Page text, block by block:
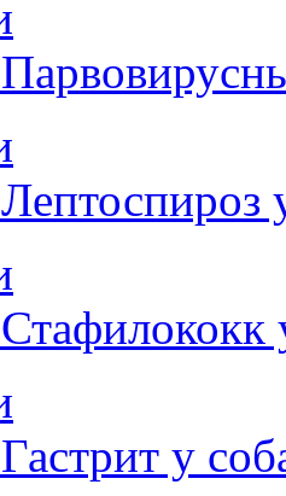
Лептоспироз
Стафилококк
Гастрит у